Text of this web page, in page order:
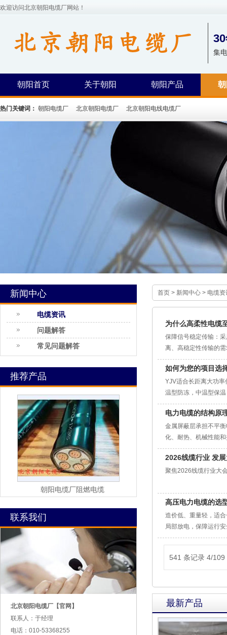
欢迎访问北京朝阳电缆厂网站！
集
朝阳首页 关于朝阳 朝阳产品
热门关键词： 朝阳电缆厂 北京朝阳电缆厂 北京朝阳电线电缆厂
首页 > 新闻中心 > 电缆资
为什么高柔性电缆
保障信号稳定传输：
离、高稳定性传输的
如何为您的项目选
YJV适合长距离大功
温型防冻，中温型保
电力电缆的结构原
金属屏蔽层承担不平
化、耐热、机械性能
2026线缆行业 发
聚焦2026线缆行业大
高压电力电缆的选
造价低、重量轻，适
局部放电，保障运行
541 条记录 4/109
最新产品
新闻中心
电缆资讯
问题解答
常见问题解答
推荐产品
朝阳电缆厂阻燃电缆
联系我们
北京朝阳电缆厂【官网】
联系人：于经理
电话：010-53368255